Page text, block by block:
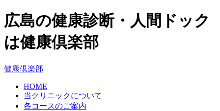
広島の健康診断・人間ドック
は健康倶楽部
健康倶楽部
HOME
当クリニックについて
各コースのご案内